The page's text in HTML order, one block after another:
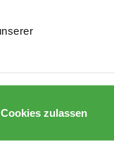
Cookies zulassen